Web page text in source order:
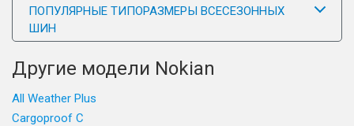
ПОПУЛЯРНЫЕ ТИПОРАЗМЕРЫ ВСЕСЕЗОННЫХ
ШИН
Другие модели Nokian
All Weather Plus
Cargoproof C